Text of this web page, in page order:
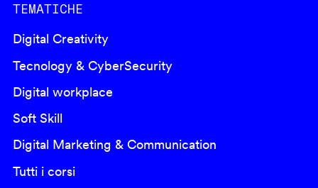
TEMATICHE
Digital Creativity
Tecnology & CyberSecurity
Digital workplace
Soft Skill
Digital Marketing & Communication
Tutti i corsi